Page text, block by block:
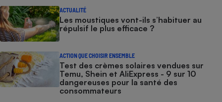
ACTUALITÉ
Les moustiques vont-ils s’habituer au
répulsif le plus efficace ?
ACTION QUE CHOISIR ENSEMBLE
Test des crèmes solaires vendues sur
Temu, Shein et AliExpress - 9 sur 10
dangereuses pour la santé des
consommateurs